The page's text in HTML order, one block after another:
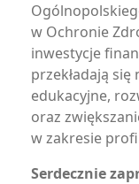
w Ochronie
inwestycje
przekładają się
edukacyjne,
oraz
w zakresie
Serdecznie